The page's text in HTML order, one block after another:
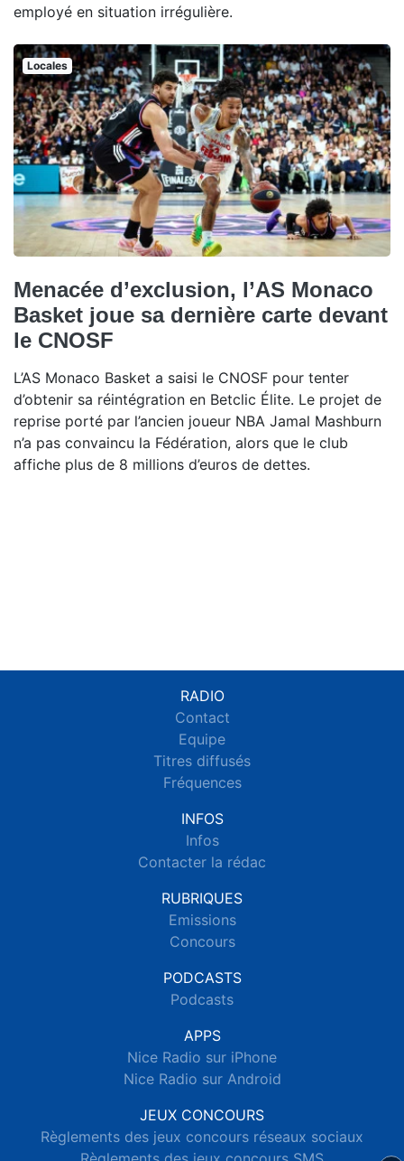
employé en situation irrégulière.
Locales
Menacée d’exclusion, l’AS Monaco
Basket joue sa dernière carte devant
le CNOSF
L’AS Monaco Basket a saisi le CNOSF pour tenter
d’obtenir sa réintégration en Betclic Élite. Le projet de
reprise porté par l’ancien joueur NBA Jamal Mashburn
n’a pas convaincu la Fédération, alors que le club
affiche plus de 8 millions d’euros de dettes.
RADIO
Contact
Equipe
Titres diffusés
Fréquences
INFOS
Infos
Contacter la rédac
RUBRIQUES
Emissions
Concours
PODCASTS
Podcasts
APPS
Nice Radio sur iPhone
Nice Radio sur Android
JEUX CONCOURS
Règlements des jeux concours réseaux sociaux